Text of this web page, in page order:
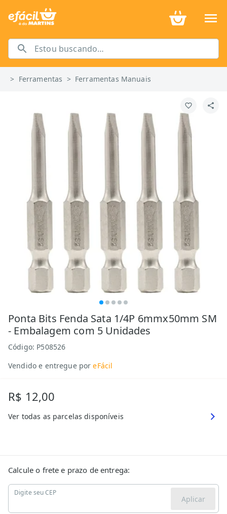
> Ferramentas > Ferramentas Manuais
Ponta Bits Fenda Sata 1/4P 6mmx50mm SM
- Embalagem com 5 Unidades
Código: P508526
Vendido e entregue por eFácil
R$ 12,00
Ver todas as parcelas disponíveis
Calcule o frete e prazo de entrega:
Digite seu CEP
Aplicar